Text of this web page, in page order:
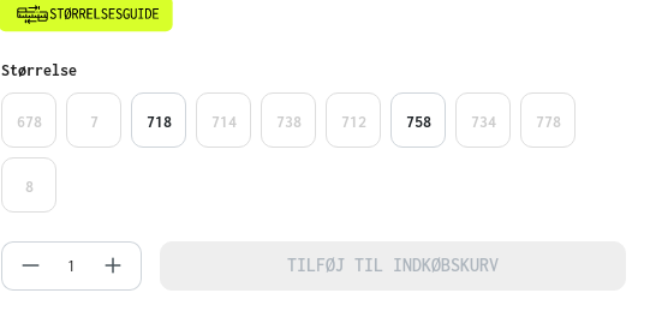
Vælg
Størrelse
678 7 718 714 738 712 758 734 778
8
Produktmængde: Indtast det ønskede beløb,
TILFØJ TIL INDKØBSKURV